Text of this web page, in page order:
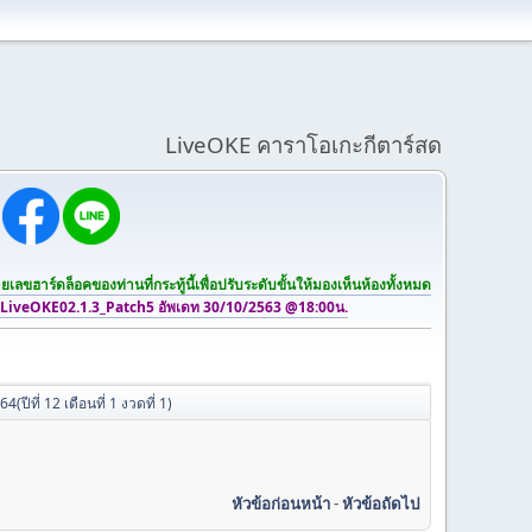
LiveOKE คาราโอเกะกีตาร์สด
เลขฮาร์ดล็อคของท่านที่กระทู้นี้เพื่อปรับระดับขั้นให้มองเห็นห้องทั้งหมด
อัพเดท 30/10/2563 @18:00น.
ปีที่ 12 เดือนที่ 1 งวดที่ 1)
หัวข้อก่อนหน้า-หัวข้อถัดไป